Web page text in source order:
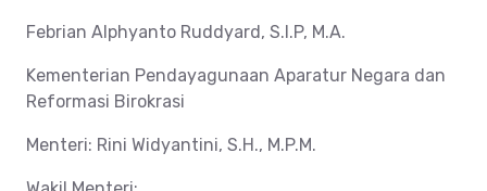
Febrian Alphyanto Ruddyard, S.I.P, M.A.
Kementerian Pendayagunaan Aparatur Negara dan
Reformasi Birokrasi
Menteri: Rini Widyantini, S.H., M.P.M.